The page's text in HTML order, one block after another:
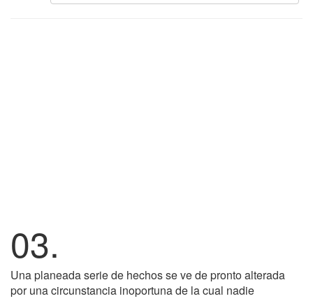
03.
Una planeada serie de hechos se ve de pronto alterada
por una circunstancia inoportuna de la cual nadie